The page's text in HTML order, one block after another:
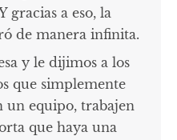
gracias a eso, la
de manera infinita.
y le dijimos a los
que simplemente
un equipo, trabajen
que haya una